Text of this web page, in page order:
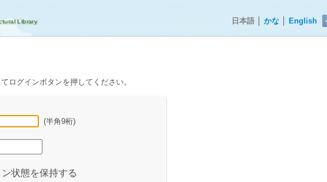
日本語 かな English
ログインボタンを押してください。
(半角9桁)
状態を保持する